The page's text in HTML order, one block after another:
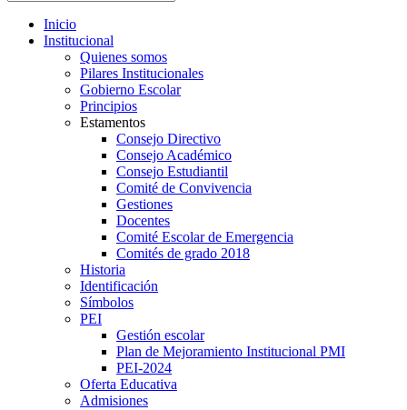
Inicio
Institucional
Quienes somos
Pilares Institucionales
Gobierno Escolar
Principios
Estamentos
Consejo Directivo
Consejo Académico
Consejo Estudiantil
Comité de Convivencia
Gestiones
Docentes
Comité Escolar de Emergencia
Comités de grado 2018
Historia
Identificación
Símbolos
PEI
Gestión escolar
Plan de Mejoramiento Institucional PMI
PEI-2024
Oferta Educativa
Admisiones